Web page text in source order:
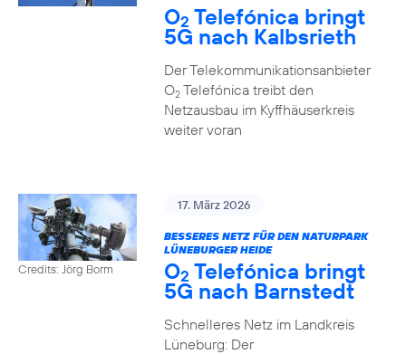
O2 Telefónica bringt
5G nach Kalbsrieth
Der Telekommunikationsanbieter
O2Telefónica treibt den
Netzausbau im Kyffhäuserkreis
weiter voran
Credits: Jörg Borm
17. März 2026
BESSERES NETZ FÜR DEN NATURPARK
LÜNEBURGER HEIDE
O2 Telefónica bringt
5G nach Barnstedt
Schnelleres Netz im Landkreis
Lüneburg: Der